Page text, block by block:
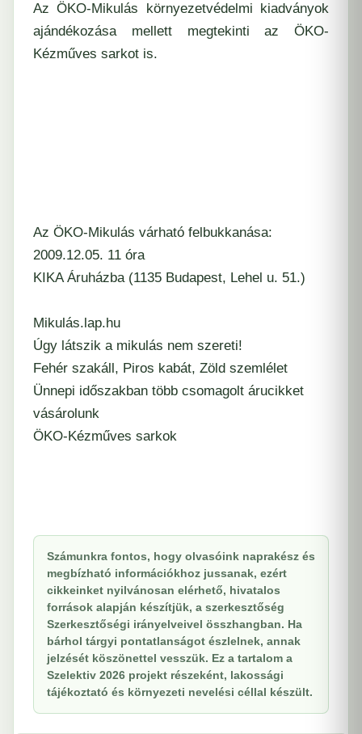
Az ÖKO-Mikulás környezetvédelmi kiadványok
ajándékozása mellett megtekinti az ÖKO-
Kézműves sarkot is.
Az ÖKO-Mikulás várható felbukkanása:
2009.12.05. 11 óra
KIKA Áruházba (1135 Budapest, Lehel u. 51.)
Mikulás.lap.hu
Úgy látszik a mikulás nem szereti!
Fehér szakáll, Piros kabát, Zöld szemlélet
Ünnepi időszakban több csomagolt árucikket
vásárolunk
ÖKO-Kézműves sarkok
Számunkra fontos, hogy olvasóink naprakész és
megbízható információkhoz jussanak, ezért
cikkeinket nyilvánosan elérhető, hivatalos
források alapján készítjük, a szerkesztőség
Szerkesztőségi irányelveivel összhangban. Ha
bárhol tárgyi pontatlanságot észlelnek, annak
jelzését köszönettel vesszük. Ez a tartalom a
Szelektiv 2026 projekt részeként, lakossági
tájékoztató és környezeti nevelési céllal készült.